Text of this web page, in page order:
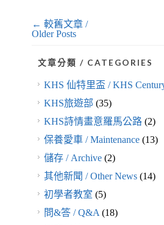
← 較舊文章 /
Older Posts
文章分類 / CATEGORIES
KHS 仙特里盃 / KHS
KHS旅遊部 (35)
KHS詩情畫意羅馬公路(2)
保養愛車 / Maintenance(13)
儲存 / Archive(2)
其他新聞 / Other News(14)
初學者教室 (5)
問&答 / Q&A(18)